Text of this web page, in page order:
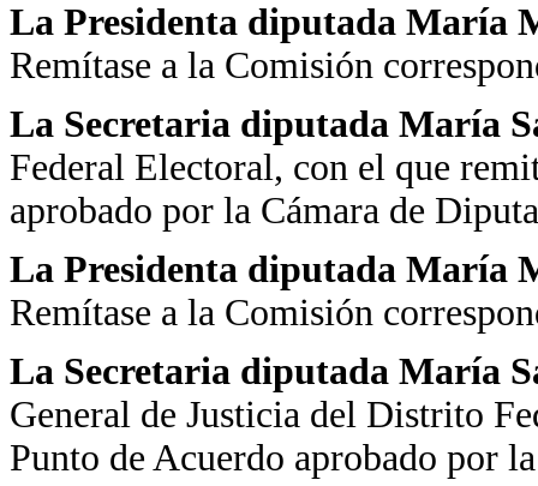
La Presidenta diputada María
Remítase a la Comisión
La Secretaria diputada María
Federal Electoral, con el que
aprobado por la Cámara de
La Presidenta diputada María
Remítase a la Comisión
La Secretaria diputada María
General de Justicia del Distrito
Punto de Acuerdo aprobado por